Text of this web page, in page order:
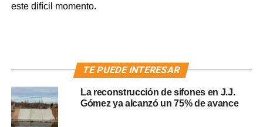
este difícil momento.
TE PUEDE INTERESAR
La reconstrucción de sifones en J.J.
Gómez ya alcanzó un 75% de avance